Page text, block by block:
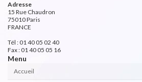
Adresse
15 Rue Chaudron
75010 Paris
FRANCE
Tél : 01 40 05 02 40
Fax : 01 40 05 05 16
Menu
Accueil